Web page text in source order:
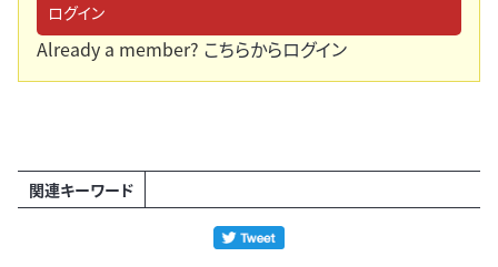
ログイン
Already a member? こちらからログイン
関連キーワード